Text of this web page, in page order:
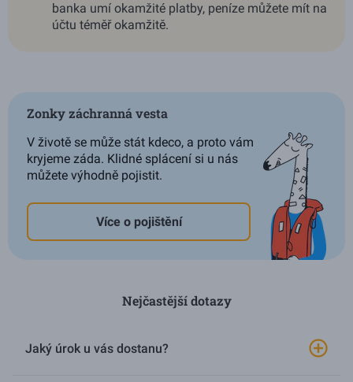
banka umí okamžité platby, peníze můžete mít na
účtu téměř okamžitě.
Zonky záchranná vesta
V životě se může stát kdeco, a proto vám
kryjeme záda. Klidné splácení si u nás
můžete výhodně pojistit.
Více o pojištění
Nejčastější dotazy
Jaký úrok u vás dostanu?